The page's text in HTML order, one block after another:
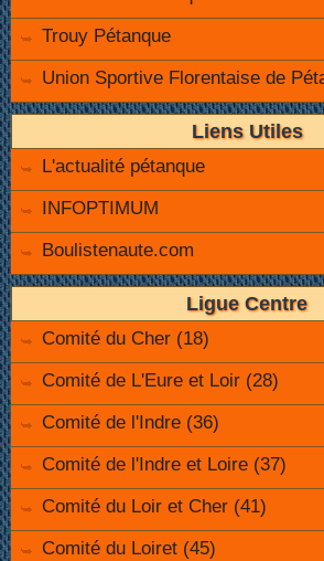
Trouy Pétanque
Union Sportive Florentaise de
Liens Utiles
L'actualité pétanque
INFOPTIMUM
Boulistenaute.com
Ligue Centre
Comité du Cher (18)
Comité de L'Eure et Loir (28)
Comité de l'Indre (36)
Comité de l'Indre et Loire (37)
Comité du Loir et Cher (41)
Comité du Loiret (45)